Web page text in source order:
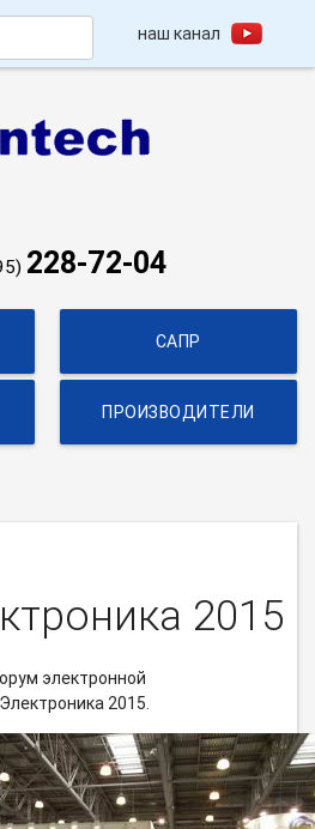
наш канал
228-72-04
САПР
ПРОИЗВОДИТЕЛИ
2015
электронной
2015.